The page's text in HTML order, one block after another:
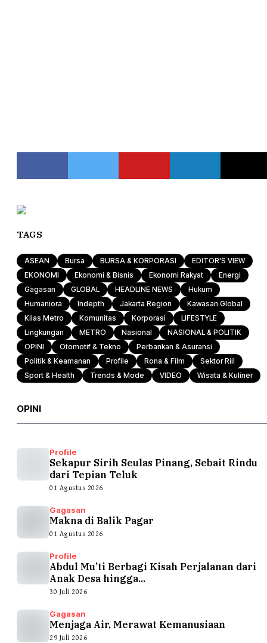
TAGS
ASEAN Bursa BURSA & KORPORASI
EDITOR'S VIEW
EKONOMI
Ekonomi & Bisnis Ekonomi Rakyat
Energi
Gagasan
GLOBAL HEADLINE NEWS
Hukum
Humaniora
Indepth Jakarta Region
Kawasan Global
Kilas Metro
Komunitas Korporasi
LIFESTYLE
Lingkungan
METRO Nasional
NASIONAL & POLITIK
OPINI
Otomotif & Tekno
Perbankan & Asuransi
Politik & Keamanan
Profile Rona & Film
Sektor Riil
Sport & Health
Trends & Mode VIDEO Wisata & Kuliner
OPINI
Profile
Sekapur Sirih Seulas Pinang, Sebait Rindu
dari Tepian Teluk
01 Agustus 2026
Gagasan
Makna di Balik Pagar
01 Agustus 2026
Profile
Abdul Mu’ti Berbagi Kisah Perjalanan dari
Anak Desa hingga...
30 Juli 2026
Gagasan
Menjaga Air, Merawat Kemanusiaan
29 Juli 2026